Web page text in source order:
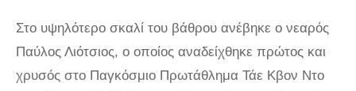
Στο υψηλότερο σκαλί του βάθρου ανέβηκε ο νεαρός
Παύλος Λιότσιος, ο οποίος αναδείχθηκε πρώτος και
χρυσός στο Παγκόσμιο Πρωτάθλημα Τάε Κβον Ντο